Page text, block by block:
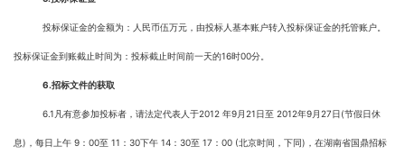
投标保证金的金额为：人民币伍万元，由投标人基本账户转入投标保证金的托管账户。
投标保证金到账截止时间为：投标截止时间前一天的16时00分。
6.招标文件的获取
6.1凡有意参加投标者，请法定代表人于2012 年9月21日至 2012年9月27日(节假日休
息)，每日上午 9：00至 11：30下午 14：30至 17：00 (北京时间，下同)，在湖南省国鼎招标